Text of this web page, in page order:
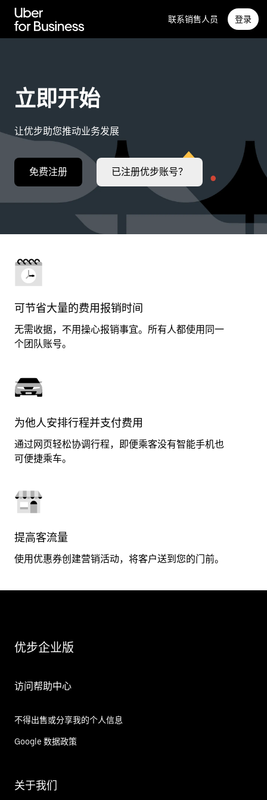
联系销售人员 登录
立即开始
让优步助您推动业务发展
免费注册 已注册优步账号？
可节省大量的费用报销时间
无需收据，不用操心报销事宜。所有人都使用同一
个团队账号。
为他人安排行程并支付费用
通过网页轻松协调行程，即便乘客没有智能手机也
可便捷乘车。
提高客流量
使用优惠券创建营销活动，将客户送到您的门前。
优步企业版
访问帮助中心
不得出售或分享我的个人信息
Google 数据政策
关于我们